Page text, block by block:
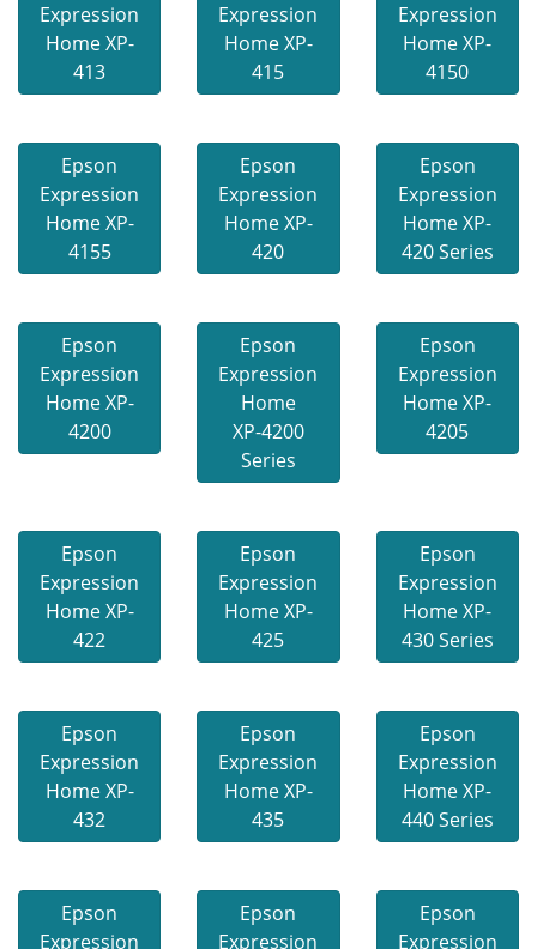
Expression
Home XP-
413
Expression
Home XP-
415
Expression
Home XP-
4150
Epson
Expression
Home XP-
4155
Epson
Expression
Home XP-
420
Epson
Expression
Home XP-
420 Series
Epson
Expression
Home XP-
4200
Epson
Expression
Home
XP-4200
Series
Epson
Expression
Home XP-
4205
Epson
Expression
Home XP-
422
Epson
Expression
Home XP-
425
Epson
Expression
Home XP-
430 Series
Epson
Expression
Home XP-
432
Epson
Expression
Home XP-
435
Epson
Expression
Home XP-
440 Series
Epson
Expression
Epson
Expression
Epson
Expression